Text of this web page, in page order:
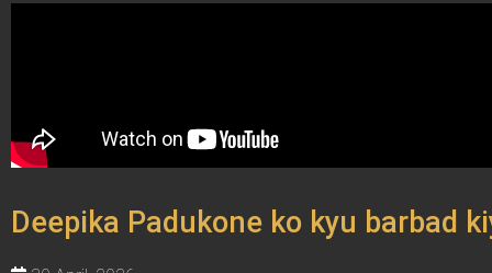
Deepika Padukone ko kyu barbad